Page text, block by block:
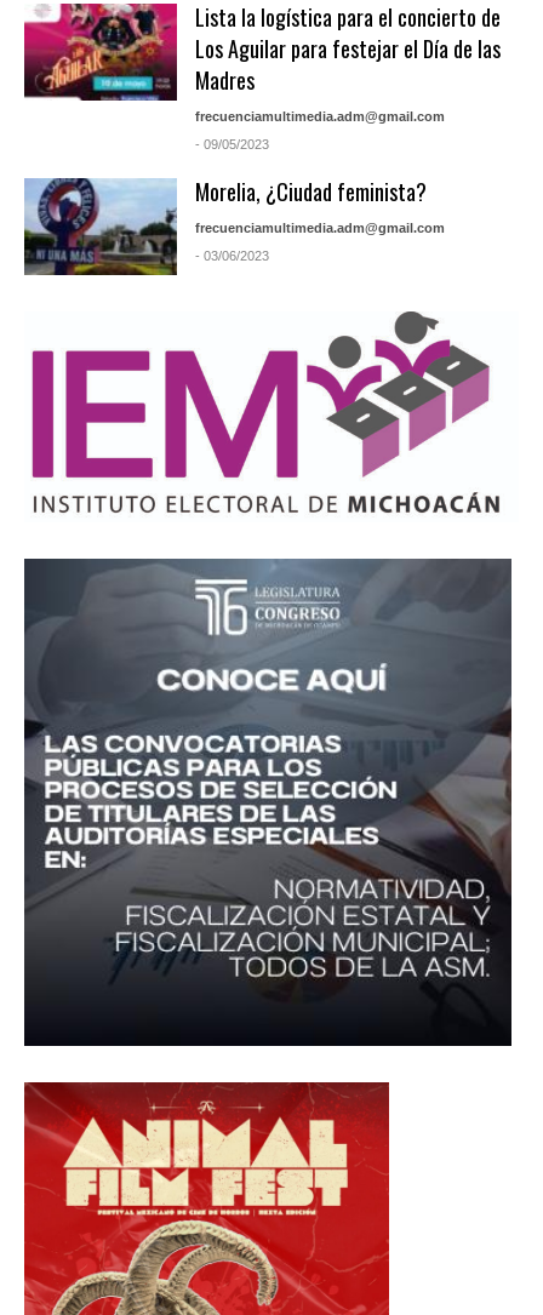
Lista la logística para el concierto de
Los Aguilar para festejar el Día de las
Madres
frecuenciamultimedia.adm@gmail.com
- 09/05/2023
Morelia, ¿Ciudad feminista?
frecuenciamultimedia.adm@gmail.com
- 03/06/2023